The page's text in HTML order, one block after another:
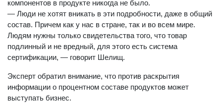
компонентов в продукте никогда не было.
— Люди не хотят вникать в эти подробности, даже в общий
состав. Причем как у нас в стране, так и во всем мире.
Людям нужны только свидетельства того, что товар
подлинный и не вредный, для этого есть система
сертификации, — говорит Шелищ.
Эксперт обратил внимание, что против раскрытия
информации о процентном составе продуктов может
выступать бизнес.